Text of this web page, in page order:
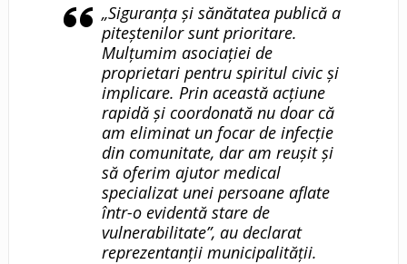
„Siguranța și sănătatea publică a
piteștenilor sunt prioritare.
Mulțumim asociației de
proprietari pentru spiritul civic și
implicare. Prin această acțiune
rapidă și coordonată nu doar că
am eliminat un focar de infecție
din comunitate, dar am reușit și
să oferim ajutor medical
specializat unei persoane aflate
într-o evidentă stare de
vulnerabilitate”, au declarat
reprezentanții municipalității.